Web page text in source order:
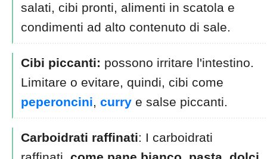
salati, cibi pronti, alimenti in scatola e
condimenti ad alto contenuto di sale.
Cibi piccanti: possono irritare l'intestino.
Limitare o evitare, quindi, cibi come
peperoncini, curry e salse piccanti.
Carboidrati raffinati: I carboidrati